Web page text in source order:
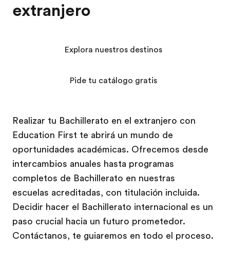
extranjero
Realizar tu Bachillerato en el extranjero con
Education First te abrirá un mundo de
oportunidades académicas. Ofrecemos desde
intercambios anuales hasta programas
completos de Bachillerato en nuestras
escuelas acreditadas, con titulación incluida.
Decidir hacer el Bachillerato internacional es un
paso crucial hacia un futuro prometedor.
Contáctanos, te guiaremos en todo el proceso.
Explora nuestros destinos
Pide tu catálogo gratis